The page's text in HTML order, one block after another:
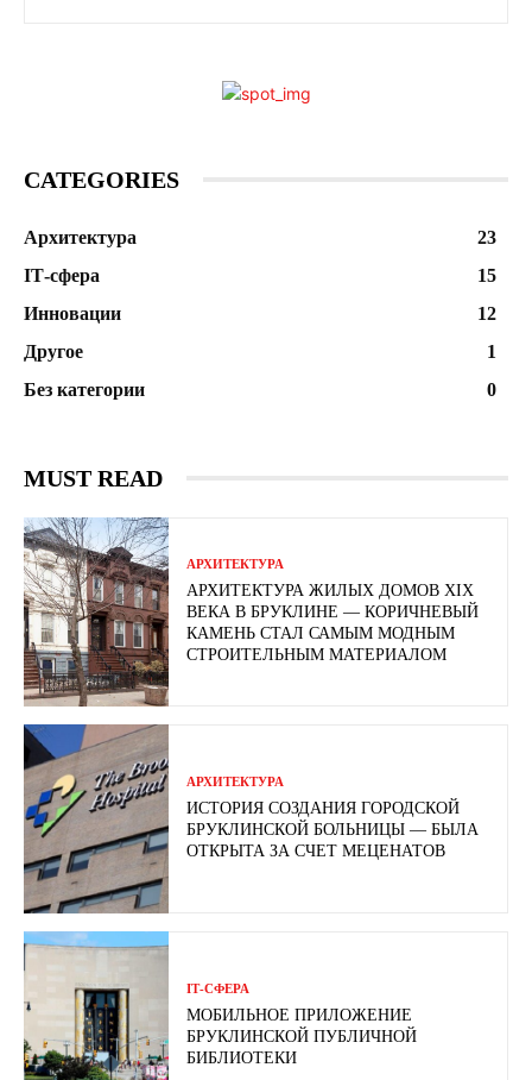
CATEGORIES
Архитектура
23
ІТ-сфера
15
Инновации
12
Другое
1
Без категории
0
MUST READ
АРХИТЕКТУРА
АРХИТЕКТУРА ЖИЛЫХ ДОМОВ XIX
ВЕКА В БРУКЛИНЕ — КОРИЧНЕВЫЙ
КАМЕНЬ СТАЛ САМЫМ МОДНЫМ
СТРОИТЕЛЬНЫМ МАТЕРИАЛОМ
АРХИТЕКТУРА
ИСТОРИЯ СОЗДАНИЯ ГОРОДСКОЙ
БРУКЛИНСКОЙ БОЛЬНИЦЫ — БЫЛА
ОТКРЫТА ЗА СЧЕТ МЕЦЕНАТОВ
ІТ-СФЕРА
МОБИЛЬНОЕ ПРИЛОЖЕНИЕ
БРУКЛИНСКОЙ ПУБЛИЧНОЙ
БИБЛИОТЕКИ